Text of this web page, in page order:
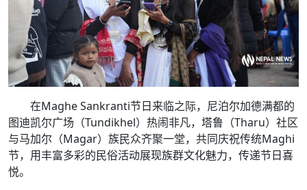
在Maghe Sankranti节日来临之际，尼泊尔加德满都的
图迪凯尔广场（Tundikhel）热闹非凡，塔鲁（Tharu）社区
与马加尔（Magar）族民众齐聚一堂，共同庆祝传统Maghi
节，用丰富多彩的民俗活动展现族群文化魅力，传递节日喜
悦。